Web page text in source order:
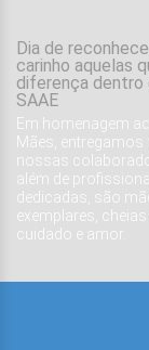
Dia de
carinho aquelas
diferença dentro
SAAE
Em homenagem
Mães, entregamos
nossas
além de
dedicadas, são
exemplares, cheias
cuidado e amor.